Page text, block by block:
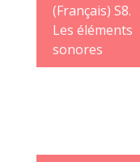
(Français) S8.
Les éléments
sonores